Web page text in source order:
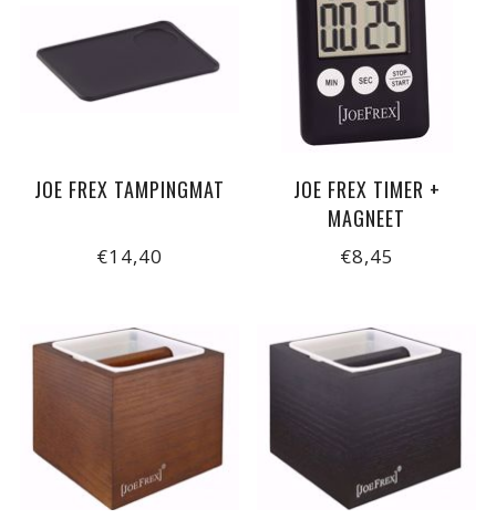
JOE FREX TAMPINGMAT
€14,40
JOE FREX TIMER +
MAGNEET
€8,45